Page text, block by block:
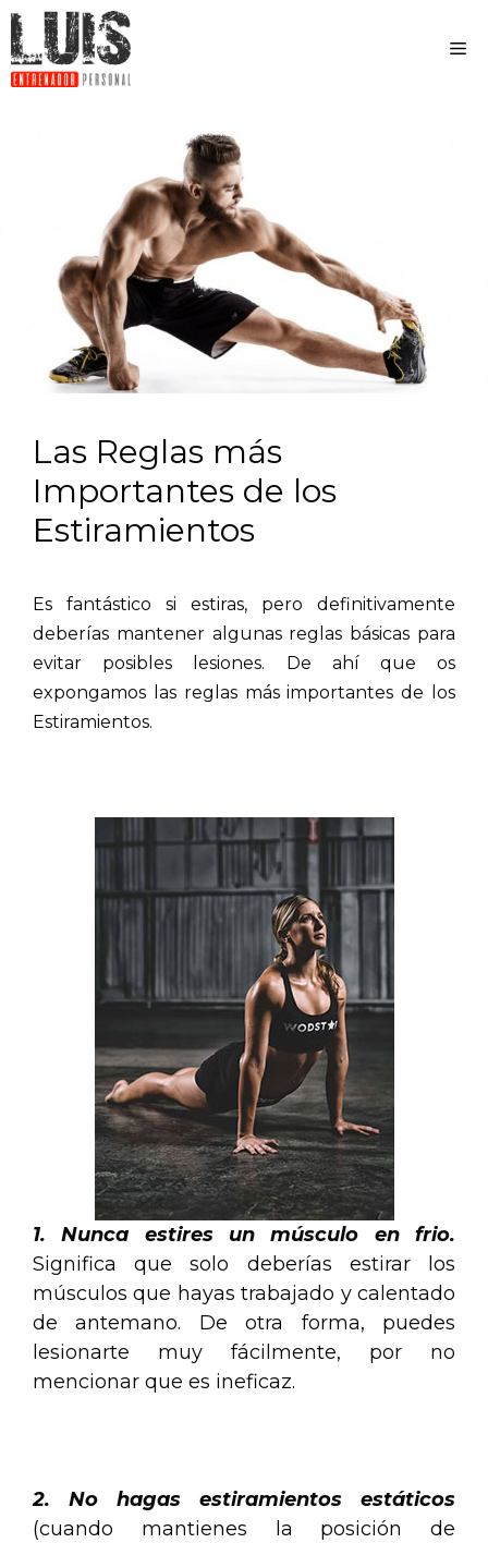
Las Reglas más
Importantes de los
Estiramientos
Es fantástico si estiras, pero definitivamente
deberías mantener algunas reglas básicas para
evitar posibles lesiones. De ahí que os
expongamos las reglas más importantes de los
Estiramientos.
1. Nunca estires un músculo en frio.
Significa que solo deberías estirar los
músculos que hayas trabajado y calentado
de antemano. De otra forma, puedes
lesionarte muy fácilmente, por no
mencionar que es ineficaz.
2. No hagas estiramientos estáticos
(cuando mantienes la posición de